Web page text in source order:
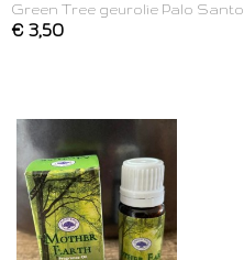
Green Tree geurolie Palo Santo
€ 3,50